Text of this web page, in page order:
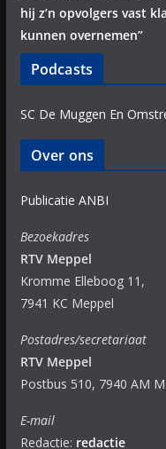
hij z’n opvolgers vast
kunnen overnemen”
Podcasts
SC De Muggen En
Over ons
Publicatie ANBI
Bezoekadres
RTV Meppel
Kromme Elleboog 11,
7941 KC Meppel
Postadres/secretariaat
RTV Meppel
Postbus 510, 7940 AM
E-mail
Redactie: redactie